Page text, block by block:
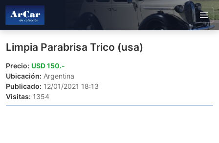
Limpia Parabrisa Trico (usa)
Precio: USD 150.-
Ubicación: Argentina
Publicado: 12/01/2021 18:13
Visitas: 1354